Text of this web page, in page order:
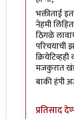
भक्तीताई
नेहमी
ठिगळे
परिचयाची
मजकुरात
बाकी हंपी
प्रतिसाद